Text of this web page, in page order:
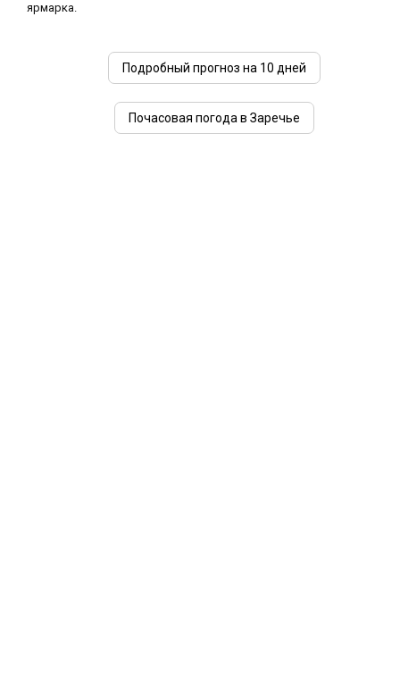
ярмарка.
Подробный прогноз на 10 дней
Почасовая погода в Заречье